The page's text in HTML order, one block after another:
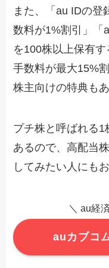
また、「au IDの登
数料が1%割引」「
を100株以上保有
手数料が最大15%
株主向けの特典もあ
プチ株と呼ばれる1
あるので、高配当
してみたい人にも
＼ au経
auカブコ